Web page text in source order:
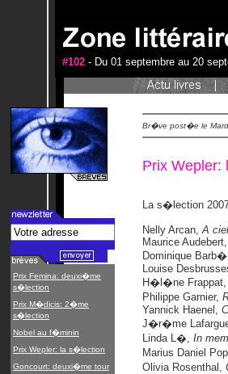
#102 - Du 01 septembre au 20
Prix Femina: deuxi�me
s�lection
Prix M�dicis: 2�me
s�lection
Nobel au f�minin
Prix Wepler: la s�lection
Goncourt: deuxi�me tour
Br�ve post�e le
Prix
La s�lection
Nelly Arcan,A
Maurice Audebert,
Dominique
Louise
H�l�ne Frappat,
Philippe Garnier,
Yannick Haenel,
J�r�me
Linda L�, In
Marius Daniel
Olivia Rosenthal,